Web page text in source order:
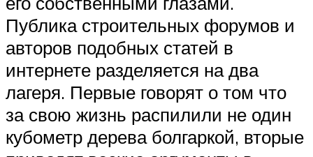
Публика строительных форумов и
авторов подобных статей в
интернете разделяется на два
лагеря. Первые говорят о том что
за свою жизнь распилили не один
кубометр дерева болгаркой, вторые